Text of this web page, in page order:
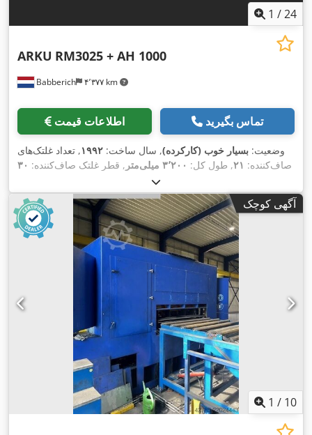
1 /24
Babberich ۴٬۳۷۷ km
ARKU RM3025 + AH 1000
اطلاعات قیمت تماس بگیرید
وضعیت: بسیار خوب (کارکرده), سال ساخت: ۱۹۹۲, تعداد غلتک‌های
صاف‌کننده: ۲۱, طول کل: ۳٬۲۰۰ میلی‌متر , قطر غلتک صاف‌کننده: ۳۰
حداکثر ضخامت ورق:۶ میلی‌متر ,
آگهی کوچک
1 / 10